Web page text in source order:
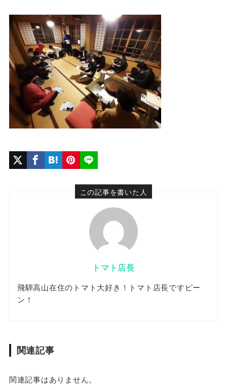
この記事を書いた人
トマト店長
飛騨高山在住のトマト大好き！トマト店長ですピー
ン！
関連記事
関連記事はありません。